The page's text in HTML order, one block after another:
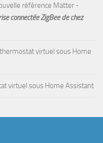
référence Matter -
connectée ZigBee de chez
thermostat virtuel sous Home
virtuel sous Home Assistant